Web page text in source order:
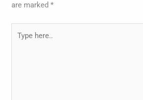
are marked*
here..